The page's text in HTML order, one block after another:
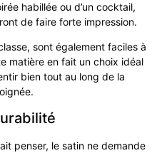
habillée ou d’un cocktail,
de faire forte impression.
sont également faciles à
matière en fait un choix idéal
bien tout au long de la
penser, le satin ne demande